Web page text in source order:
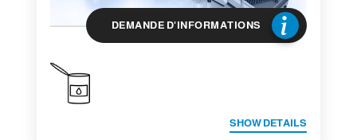
DEMANDE D'INFORMATIONS
SHOW DETAILS